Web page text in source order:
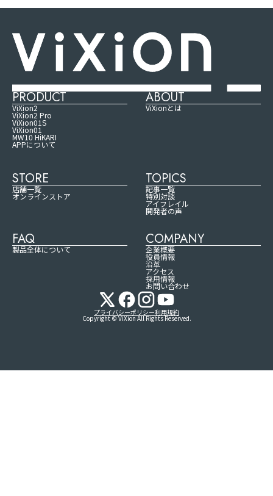
PRODUCT
ViXion2
ViXion2 Pro
ViXion01S
ViXion01
MW10 HiKARI
APPについて
ABOUT
ViXionとは
STORE
店舗一覧
オンラインストア
TOPICS
記事一覧
特別対談
アイフレイル
開発者の声
FAQ
製品全体について
COMPANY
企業概要
役員情報
沿革
アクセス
採用情報
お問い合わせ
Copyright © ViXion All Rights Reserved.
プライバシーポリシー利用規約